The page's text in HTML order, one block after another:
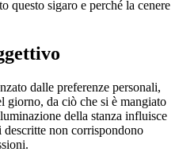
questo sigaro e perché la cenere
dalle preferenze personali,
giorno, da ciò che si è mangiato
della stanza influisce
non corrispondono